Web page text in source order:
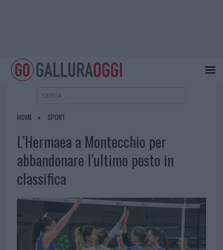
HOME SPORT
L’Hermaea a Montecchio per
abbandonare l’ultimo posto in
classifica